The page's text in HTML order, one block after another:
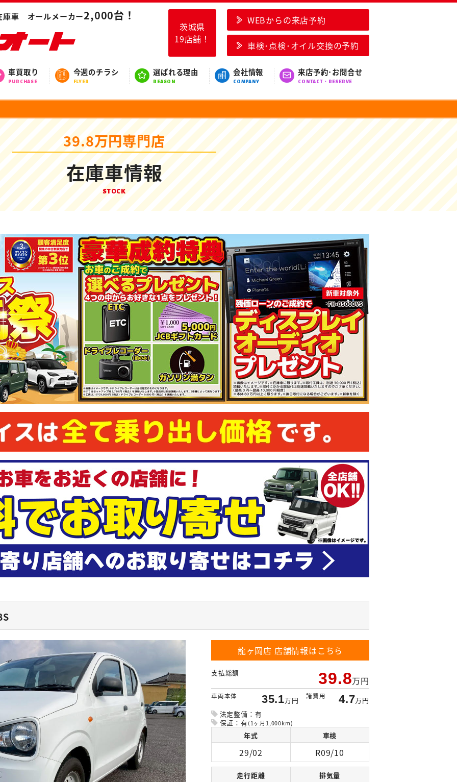
庫車 オールメーカー2,000台！
茨城県
19店舗！
WEBからの来店予約
車検･点検･オイル交換の予約
車買取り
PURCHASE
今週のチラシ
FLYER
選ばれる理由
REASON
会社情報
COMPANY
来店予約･お問合せ
CONTACT・RESERVE
39.8万円専門店
在庫車情報
STOCK
龍ヶ岡店 店舗情報はこちら
支払総額 39.8万円
車両本体 35.1万円 諸費用 4.7万円
法定整備：有
保証：有(1ヶ月1,000km)
年式 車検
29/02 R09/10
走行距離 排気量